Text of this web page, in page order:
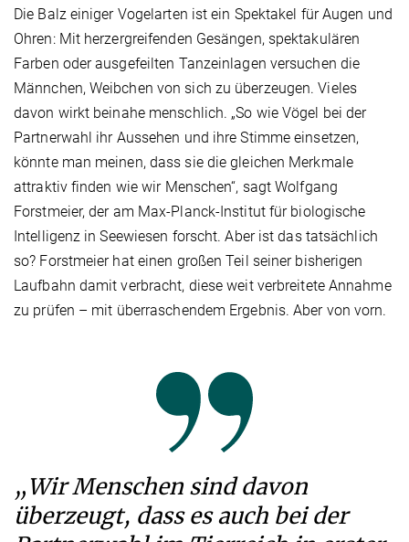
Die Balz einiger Vogelarten ist ein Spektakel für Augen und
Ohren: Mit herzergreifenden Gesängen, spektakulären
Farben oder ausgefeilten Tanzeinlagen versuchen die
Männchen, Weibchen von sich zu überzeugen. Vieles
davon wirkt beinahe menschlich. „So wie Vögel bei der
Partnerwahl ihr Aussehen und ihre Stimme einsetzen,
könnte man meinen, dass sie die gleichen Merkmale
attraktiv finden wie wir Menschen“, sagt Wolfgang
Forstmeier, der am Max-Planck-Institut für biologische
Intelligenz in Seewiesen forscht. Aber ist das tatsächlich
so? Forstmeier hat einen großen Teil seiner bisherigen
Laufbahn damit verbracht, diese weit verbreitete Annahme
zu prüfen – mit überraschendem Ergebnis. Aber von vorn.
„Wir Menschen sind davon
überzeugt, dass es auch bei der